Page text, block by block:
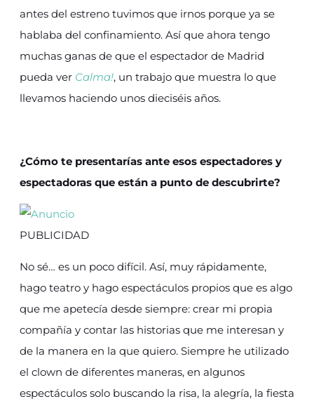
antes del estreno tuvimos que irnos porque ya se
hablaba del confinamiento. Así que ahora tengo
muchas ganas de que el espectador de Madrid
pueda ver Calma!, un trabajo que muestra lo que
llevamos haciendo unos dieciséis años.
¿Cómo te presentarías ante esos espectadores y
espectadoras que están a punto de descubrirte?
PUBLICIDAD
No sé… es un poco difícil. Así, muy rápidamente,
hago teatro y hago espectáculos propios que es algo
que me apetecía desde siempre: crear mi propia
compañía y contar las historias que me interesan y
de la manera en la que quiero. Siempre he utilizado
el clown de diferentes maneras, en algunos
espectáculos solo buscando la risa, la alegría, la fiesta